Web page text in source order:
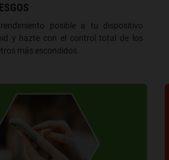
posible a tu dispositivo
y hazte con el control total de los
más escondidos.